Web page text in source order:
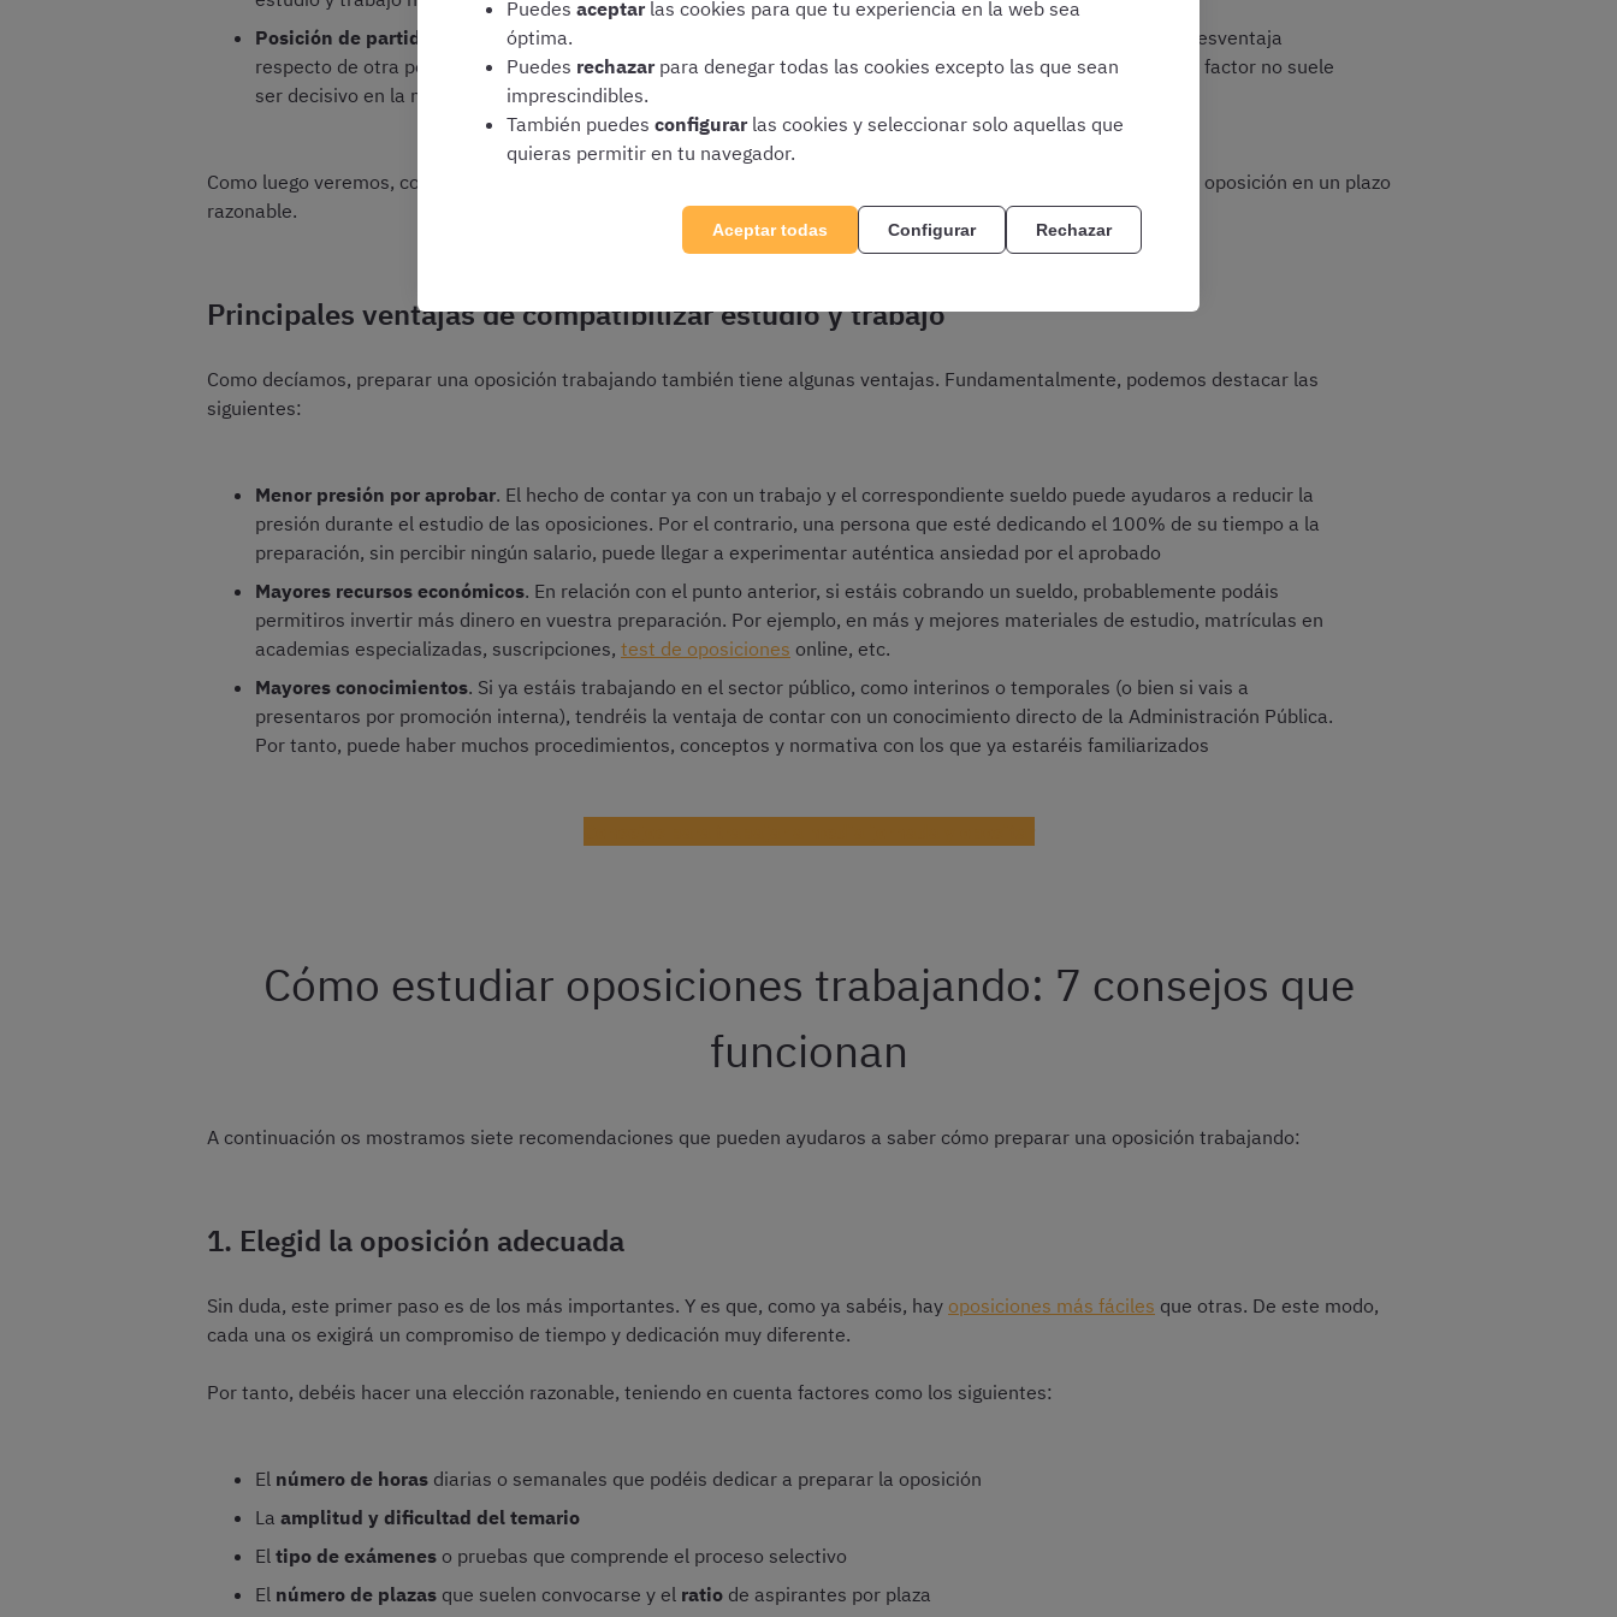
Posición de partida de desventaja. Indudablemente, si trabajáis y estudiáis al mismo tiempo, estaréis en desventaja
respecto de otra persona que pueda dedicarse a preparar la oposición a tiempo completo. No obstante, este factor no suele
ser decisivo en la mayoría de casos
Como luego veremos, con un plan adecuado, es perfectamente posible vencer todos estos obstáculos y superar la oposición en un plazo
razonable.
Principales ventajas de compatibilizar estudio y trabajo
Como decíamos, preparar una oposición trabajando también tiene algunas ventajas. Fundamentalmente, podemos destacar las
siguientes:
Menor presión por aprobar. El hecho de contar ya con un trabajo y el correspondiente sueldo puede ayudaros a reducir la
presión durante el estudio de las oposiciones. Por el contrario, una persona que esté dedicando el 100% de su tiempo a la
preparación, sin percibir ningún salario, puede llegar a experimentar auténtica ansiedad por el aprobado
Mayores recursos económicos. En relación con el punto anterior, si estáis cobrando un sueldo, probablemente podáis
permitiros invertir más dinero en vuestra preparación. Por ejemplo, en más y mejores materiales de estudio, matrículas en
academias especializadas, suscripciones, test de oposiciones online, etc.
Mayores conocimientos. Si ya estáis trabajando en el sector público, como interinos o temporales (o bien si vais a
presentaros por promoción interna), tendréis la ventaja de contar con un conocimiento directo de la Administración Pública.
Por tanto, puede haber muchos procedimientos, conceptos y normativa con los que ya estaréis familiarizados
Cómo estudiar oposiciones trabajando: 7 consejos que
funcionan
A continuación os mostramos siete recomendaciones que pueden ayudaros a saber cómo preparar una oposición trabajando:
1. Elegid la oposición adecuada
Sin duda, este primer paso es de los más importantes. Y es que, como ya sabéis, hay oposiciones más fáciles que otras. De este modo,
cada una os exigirá un compromiso de tiempo y dedicación muy diferente.
Por tanto, debéis hacer una elección razonable, teniendo en cuenta factores como los siguientes:
El número de horas diarias o semanales que podéis dedicar a preparar la oposición
La amplitud y dificultad del temario
El tipo de exámenes o pruebas que comprende el proceso selectivo
El número de plazas que suelen convocarse y el ratio de aspirantes por plaza
Puedes aceptar las cookies para que tu experiencia en la web sea
óptima.
Puedes rechazar para denegar todas las cookies excepto las que sean
imprescindibles.
También puedes configurar las cookies y seleccionar solo aquellas que
quieras permitir en tu navegador.
Aceptar todas Configurar Rechazar